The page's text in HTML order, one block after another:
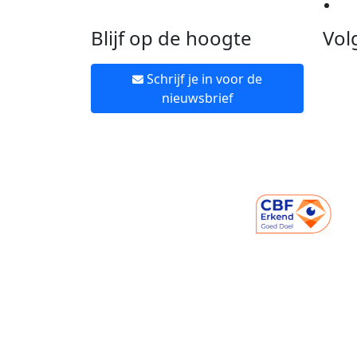
Blijf op de hoogte
Schrijf je in voor de
nieuwsbrief